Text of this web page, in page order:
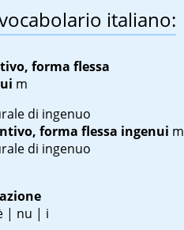
italiano:
forma flessa
m
di ingenuo
forma flessa ingenui m
di ingenuo
| nu | i